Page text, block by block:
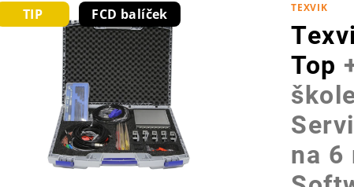
TEXVIK
Top
na 6
TIP FCD balíček